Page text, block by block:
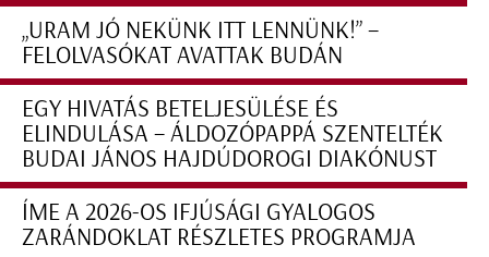
„URAM JÓ NEKÜNK ITT LENNÜNK!” –
FELOLVASÓKAT AVATTAK BUDÁN
EGY HIVATÁS BETELJESÜLÉSE ÉS
ELINDULÁSA – ÁLDOZÓPAPPÁ SZENTELTÉK
BUDAI JÁNOS HAJDÚDOROGI DIAKÓNUST
ÍME A 2026-OS IFJÚSÁGI GYALOGOS
ZARÁNDOKLAT RÉSZLETES PROGRAMJA